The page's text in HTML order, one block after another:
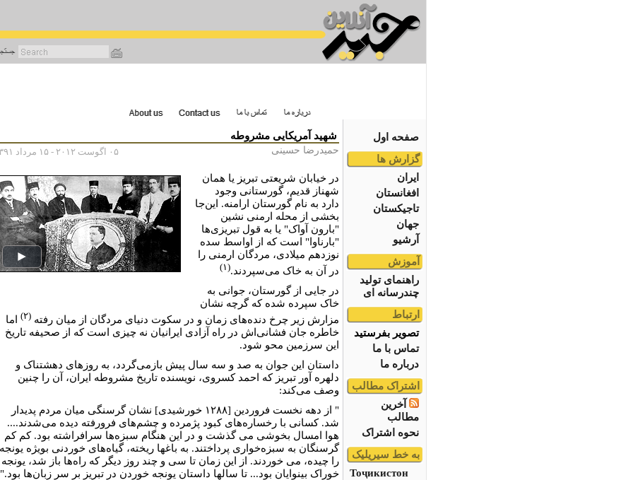
صفحه اول
گزارش ها
ایران
افغانستان
تاجیکستان
جهان
آرشیو
آموزش
راهنمای تولید
چندرسانه ای
ارتباط
تصویر بفرستید
تماس با ما
درباره ما
اشتراک مطالب
آخرین
مطالب
نحوه اشتراک
به خط سیریلیک
Тоҷикистон
شهید آمریکایی مشروطه
۰۵ اگوست ۲۰۱۲ - ۱۵ مرداد ۱۳۹۱ حمیدرضا حسینی
در خیابان شریعتی تبریز یا همان
شهناز قدیم، گورستانی وجود
دارد به نام گورستان ارامنه. این‌جا
بخشی از محله ارمنی نشین
"بارون آواک" یا به قول تبریزی‌ها
"بارناوا" است که از اواسط سده
نوزدهم میلادی، مردگان ارمنی را
در آن به خاک می‌سپردند.(۱)
در جایی از گورستان، جوانی به
خاک سپرده شده که گرچه نشان
مزارش زیر چرخ دنده‌های زمان و در سکوت دنیای مردگان از میان رفته (۲)
اما
خاطره جان فشانی‌اش در راه آزادی ایرانیان نه چیزی است که از صحیفه تاریخ
این سرزمین محو شود.
داستان این جوان به صد و سه سال پیش بازمی‌گردد، به روزهای دهشتناک و
دلهره آور تبریز که احمد کسروی، نویسنده تاریخ مشروطه ایران، آن را چنین
وصف می‌کند:
" از دهه نخست فروردین [۱۲۸۸ خورشیدی] نشان گرسنگی میان مردم پدیدار
شد. کسانی با رخساره‌های کبود پژمرده و چشم‌های فرورفته دیده می‌شدند....
هوا امسال بخوشی می گذشت و در این هنگام سبزه‌ها سرافراشته بود. کم کم
گرسنگان به سبزه‌خواری پرداختند. به باغها ریخته، گیاه‌های خوردنی بویژه یونجه
را چیده، می خوردند. از این زمان تا سی و چند روز دیگر که راه‌ها باز شد، یونجه
خوراک بینوایان بود... تا سالها داستان یونجه خوردن در تبریز بر سر زبان‌ها بود."